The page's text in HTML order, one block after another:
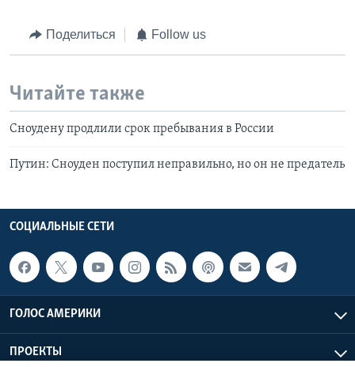
Поделиться Follow us
Читайте также
Сноудену продлили срок пребывания в России
Путин: Сноуден поступил неправильно, но он не предатель
СОЦИАЛЬНЫЕ СЕТИ
ГОЛОС АМЕРИКИ
ПРОЕКТЫ